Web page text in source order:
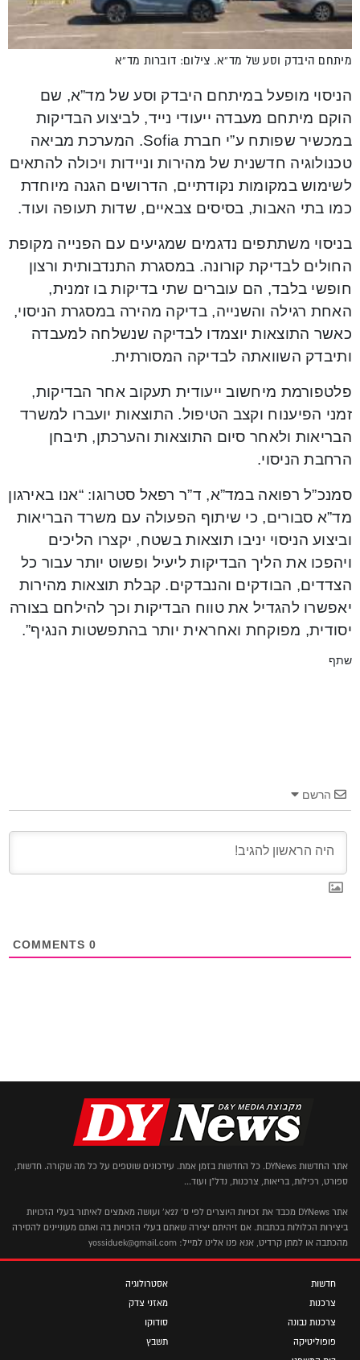
מיתחם היבדק וסע של מד”א. צילום: דוברות מד”א
הניסוי מופעל במיתחם היבדק וסע של מד”א, שם
הוקם מיתחם מעבדה ייעודי נייד, לביצוע הבדיקות
במכשיר שפותח ע”י חברת Sofia. המערכת מביאה
טכנולוגיה חדשנית של מהירות וניידות ויכולה להתאים
לשימוש במקומות נקודתיים, הדרושים הגנה מיוחדת
כמו בתי האבות, בסיסים צבאיים, שדות תעופה ועוד.
בניסוי משתתפים נדגמים שמגיעים עם הפנייה מקופת
החולים לבדיקת קורונה. במסגרת התנדבותית ורצון
חופשי בלבד, הם עוברים שתי בדיקות בו זמנית,
האחת רגילה והשנייה, בדיקה מהירה במסגרת הניסוי,
כאשר התוצאות יוצמדו לבדיקה שנשלחה למעבדה
ותיבדק השוואתה לבדיקה המסורתית.
פלטפורמת מיחשוב ייעודית תעקוב אחר הבדיקות,
זמני הפיענוח וקצב הטיפול. התוצאות יועברו למשרד
הבריאות ולאחר סיום התוצאות והערכתן, תיבחן
הרחבת הניסוי.
סמנכ”ל רפואה במד”א, ד”ר רפאל סטרוגו: “אנו באירגון
מד”א סבורים, כי שיתוף הפעולה עם משרד הבריאות
וביצוע הניסוי יניבו תוצאות בשטח, יקצרו הליכים
ויהפכו את הליך הבדיקות ליעיל ופשוט יותר עבור כל
הצדדים, הבודקים והנבדקים. קבלת תוצאות מהירות
יאפשרו להגדיל את טווח הבדיקות וכך להילחם בצורה
יסודית, מפוקחת ואחראית יותר בהתפשטות הנגיף”.
שתף
הרשם
0
אתר החדשות DYNews. כל החדשות בזמן אמת. עידכונים שוטפים על כל מה שקורה. חדשות,
ספורט, רכילות, בריאות, צרכנות, נדל"ן ועוד...
אתר DYNews מכבד את זכויות היוצרים לפי ס' 27א' ועושה מאמצים לאיתור בעלי הזכויות
ביצירות הכלולות בכתבות. אם זיהיתם יצירה שאתם בעלי הזכויות בה ואתם מעוניינים להסירה
מהכתבה או למתן קרדיט, אנא פנו אלינו למייל: yossiduek@gmail.com
חדשות
צרכנות
צרכנות נבונה
פופוליטיקה
אסטרולוגיה
מאזני צדק
סודוקו
תשבץ